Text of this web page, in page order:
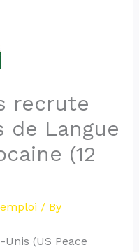
recrute
de Langue
(12
/ By
(US Peace